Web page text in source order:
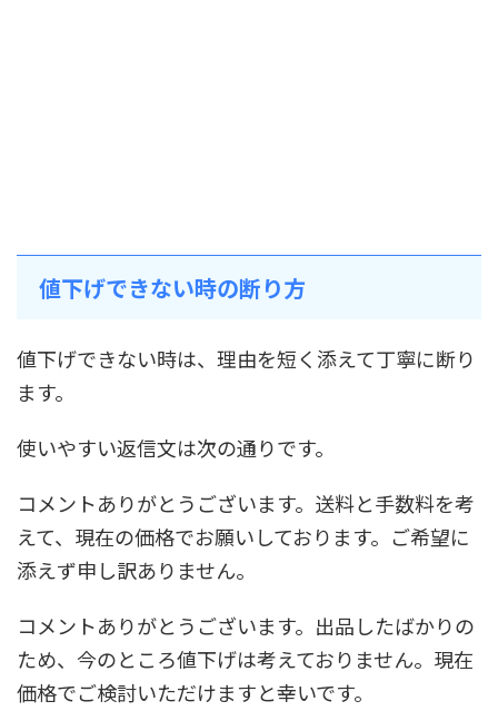
値下げできない時の断り方
値下げできない時は、理由を短く添えて丁寧に断り
ます。
使いやすい返信文は次の通りです。
コメントありがとうございます。送料と手数料を考
えて、現在の価格でお願いしております。ご希望に
添えず申し訳ありません。
コメントありがとうございます。出品したばかりの
ため、今のところ値下げは考えておりません。現在
価格でご検討いただけますと幸いです。